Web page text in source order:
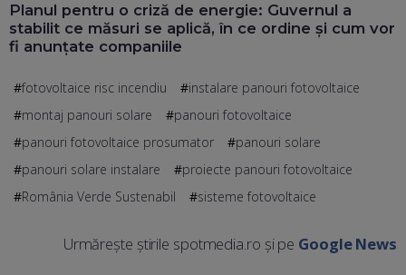
Planul pentru o criză de energie: Guvernul a
stabilit ce măsuri se aplică, în ce ordine și cum vor
fi anunțate companiile
fotovoltaice risc incendiu
instalare panouri fotovoltaice
montaj panouri solare
panouri fotovoltaice
panouri fotovoltaice prosumator
panouri solare
panouri solare instalare
proiecte panouri fotovoltaice
România Verde Sustenabil
sisteme fotovoltaice
Urmărește știrile spotmedia.ro și pe Google News